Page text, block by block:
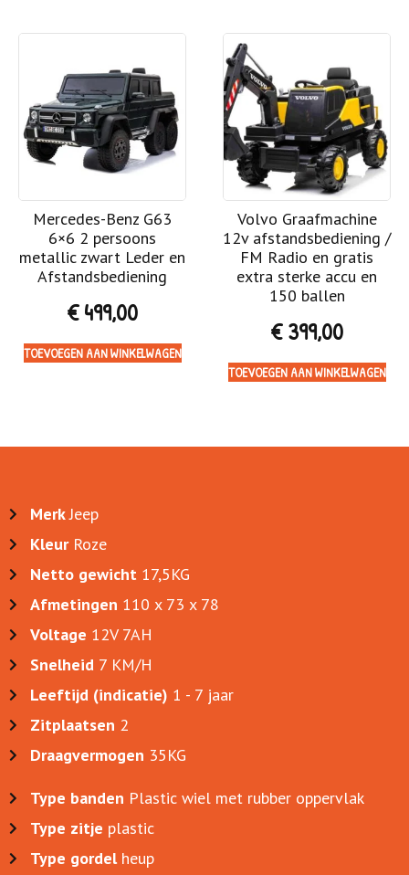
Mercedes-Benz G63
6×6 2 persoons
metallic zwart Leder en
Afstandsbediening
€499,00
TOEVOEGEN AAN WINKELWAGEN
Volvo Graafmachine
12v afstandsbediening /
FM Radio en gratis
extra sterke accu en
150 ballen
€399,00
TOEVOEGEN AAN WINKELWAGEN
MerkJeep
Kleur Roze
Netto gewicht 17,5KG
Afmetingen 110 x 73 x 78
Voltage 12V 7AH
Snelheid 7 KM/H
Leeftijd (indicatie) 1 - 7 jaar
Zitplaatsen 2
Draagvermogen 35KG
Type banden Plastic wiel met rubber oppervlak
Type zitje plastic
Type gordel heup